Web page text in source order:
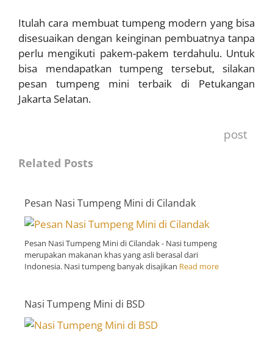
Itulah cara membuat tumpeng modern yang bisa
disesuaikan dengan keinginan pembuatnya tanpa
perlu mengikuti pakem-pakem terdahulu. Untuk
bisa mendapatkan tumpeng tersebut, silakan
pesan tumpeng mini terbaik di Petukangan
Jakarta Selatan.
post
Related Posts
Pesan Nasi Tumpeng Mini di Cilandak
Pesan Nasi Tumpeng Mini di Cilandak - Nasi tumpeng
merupakan makanan khas yang asli berasal dari
Indonesia. Nasi tumpeng banyak disajikan Read more
Nasi Tumpeng Mini di BSD